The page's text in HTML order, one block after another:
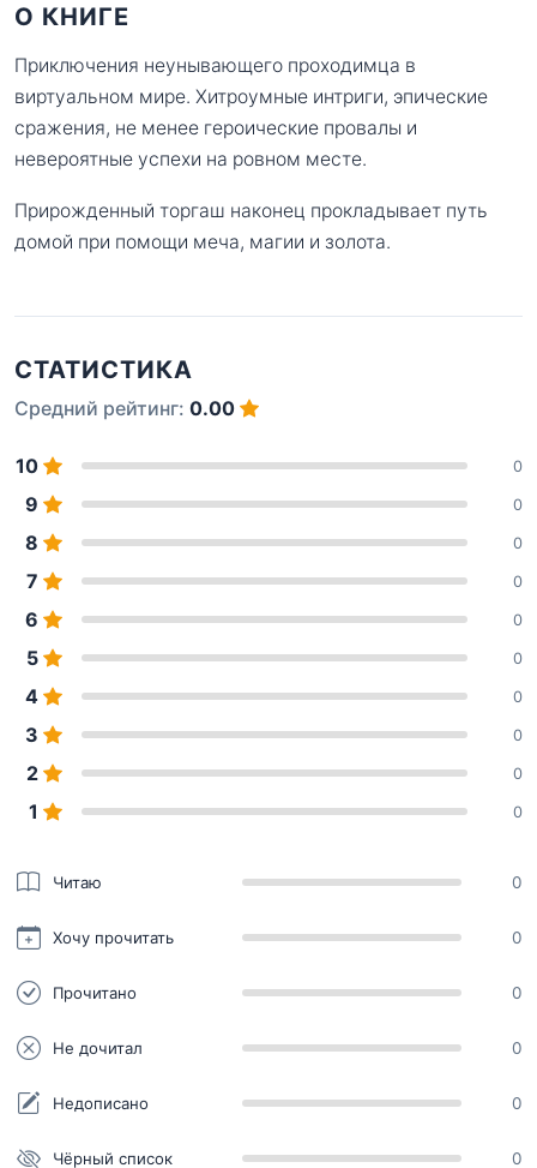
О КНИГЕ
Приключения неунывающего проходимца в
виртуальном мире. Хитроумные интриги, эпические
сражения, не менее героические провалы и
невероятные успехи на ровном месте.
Прирожденный торгаш наконец прокладывает путь
домой при помощи меча, магии и золота.
СТАТИСТИКА
Средний рейтинг: 0.00
10 0
9 0
8 0
7 0
6 0
5 0
4 0
3 0
2 0
1 0
Читаю 0
Хочу прочитать 0
Прочитано 0
Не дочитал 0
Недописано 0
Чёрный список 0